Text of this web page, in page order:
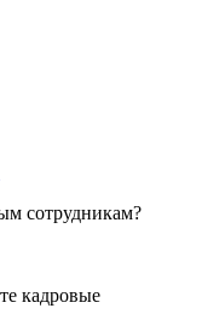
сотрудникам?
кадровые